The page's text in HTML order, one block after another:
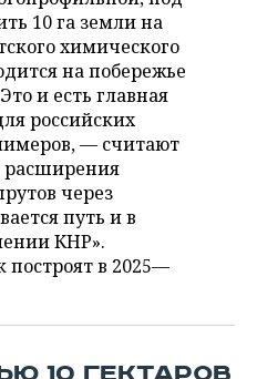
10 га земли на
химического
на побережье
и есть главная
российских
— считают
расширения
через
путь и в
КНР».
построят в 2025—